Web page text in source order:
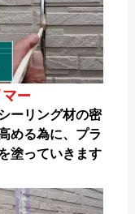
ー
ーリング材の密
める為に、プラ
塗っていきます